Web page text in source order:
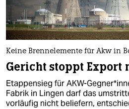
Keine Brennelemente für Akw in
Gericht stoppt Export
Etappensieg für AKW-
Fabrik in Lingen darf das
vorläufig nicht beliefern,